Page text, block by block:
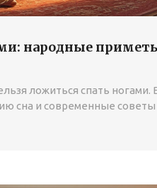
народные
ложиться спать ногами.
сна и современные